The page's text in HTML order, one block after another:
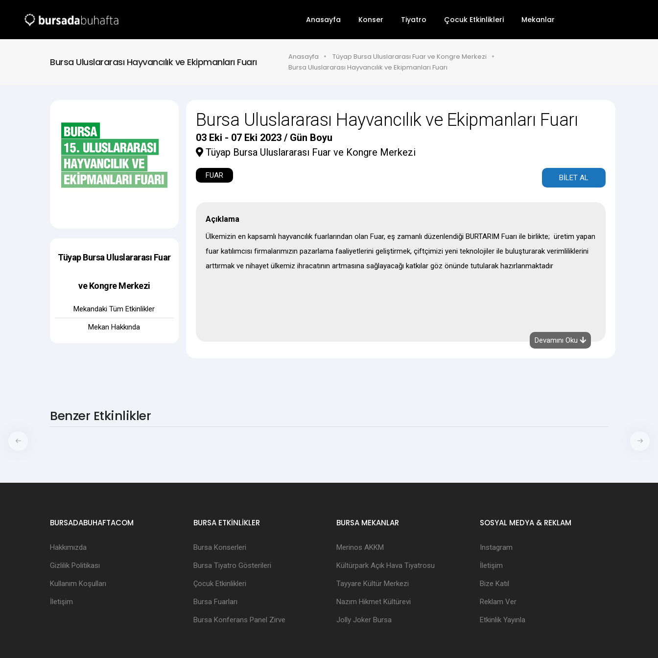
Anasayfa Konser Tiyatro Çocuk Etkinlikleri Mekanlar
Bursa Uluslararası Hayvancılık ve Ekipmanları Fuarı Anasayfa
Tüyap Bursa Uluslararası Fuar ve Kongre Merkezi
Bursa Uluslararası Hayvancılık ve Ekipmanları Fuarı
Tüyap Bursa Uluslararası Fuar
ve Kongre Merkezi
Mekandaki Tüm Etkinlikler
Mekan Hakkında
Bursa Uluslararası Hayvancılık ve Ekipmanları Fuarı
03 Eki - 07 Eki 2023 / Gün Boyu
Tüyap Bursa Uluslararası Fuar ve Kongre Merkezi
FUAR BİLET AL
Açıklama
Ülkemizin en kapsamlı hayvancılık fuarlarından olan Fuar, eş zamanlı düzenlendiği BURTARIM Fuarı ile birlikte; üretim yapan
fuar katılımcısı firmalarımızın pazarlama faaliyetlerini geliştirmek, çiftçimizi yeni teknolojiler ile buluşturarak verimliliklerini
arttırmak ve nihayet ülkemiz ihracatının artmasına sağlayacağı katkılar göz önünde tutularak hazırlanmaktadır
Devamını Oku
Benzer Etkinlikler
BURSADABUHAFTACOM
Hakkımızda
Gizlilik Politikası
Kullanım Koşulları
İletişim
BURSA ETKİNLİKLER
Bursa Konserleri
Bursa Tiyatro Gösterileri
Çocuk Etkinlikleri
Bursa Fuarları
Bursa Konferans Panel Zirve
BURSA MEKANLAR
Merinos AKKM
Kültürpark Açık Hava Tiyatrosu
Tayyare Kültür Merkezi
Nazım Hikmet Kültürevi
Jolly Joker Bursa
SOSYAL MEDYA & REKLAM
Instagram
İletişim
Bize Katıl
Reklam Ver
Etkinlik Yayınla